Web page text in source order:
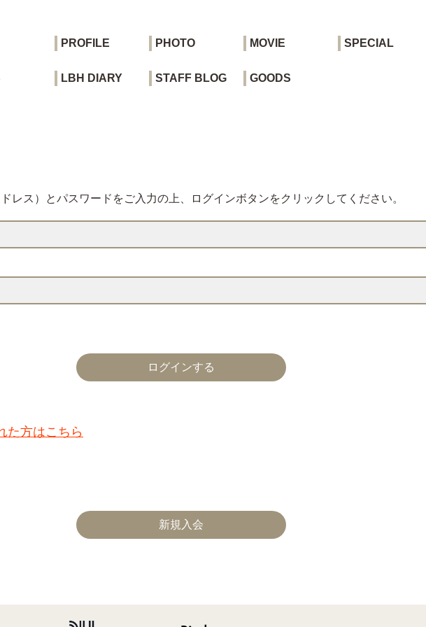
PROFILE PHOTO MOVIE SPECIAL
LBH DIARY STAFF BLOG GOODS
レス）とパスワードをご入力の上、ログインボタンをクリックしてください。
た方はこちら
新規入会